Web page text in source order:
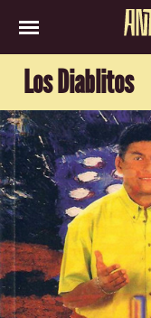
Los Diablitos